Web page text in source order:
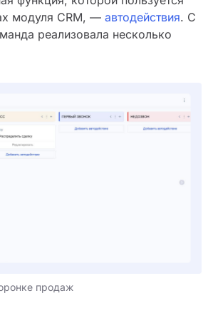
модуля CRM, — автодействия. С
реализовала несколько
продаж